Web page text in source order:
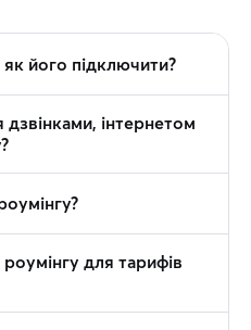
його підключити?
інтернетом
для тарифів